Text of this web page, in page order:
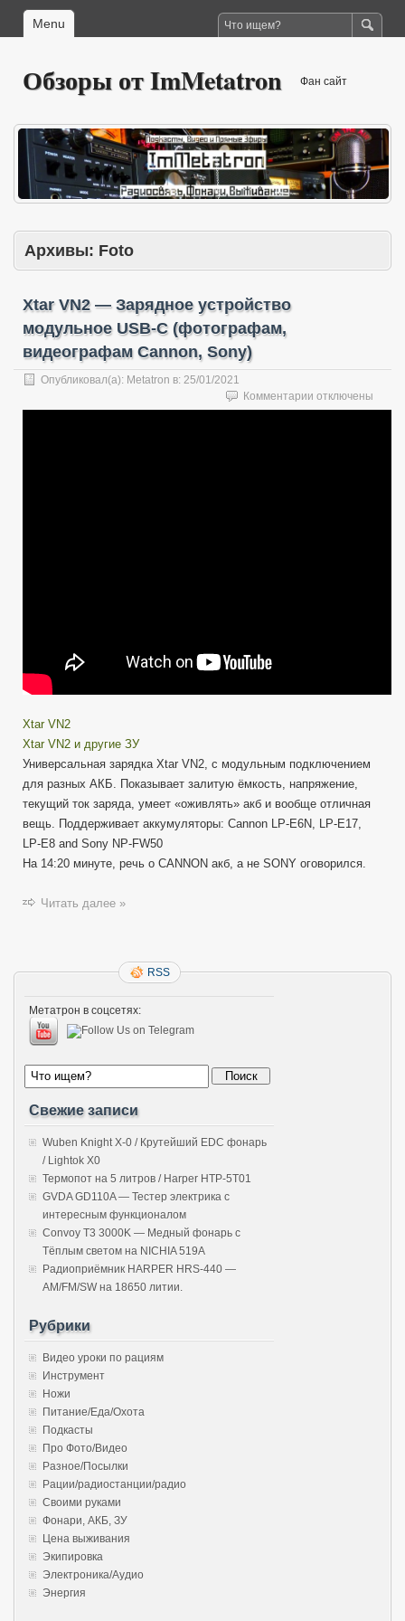
Menu
Обзоры от ImMetatron Фан сайт
Архивы: Foto
Xtar VN2 — Зарядное устройство
модульное USB-C (фотографам,
видеографам Cannon, Sony)
Опубликовал(а): Metatron в: 25/01/2021
Комментарии к
записи
отключены
Xtar VN2
Xtar VN2 и другие ЗУ
Универсальная зарядка Xtar VN2, с модульным подключением
для разных АКБ. Показывает залитую ёмкость, напряжение,
текущий ток заряда, умеет «оживлять» акб и вообще отличная
вещь. Поддерживает аккумуляторы: Cannon LP-E6N, LP-E17,
LP-E8 and Sony NP-FW50
На 14:20 минуте, речь о CANNON акб, а не SONY оговорился.
Читать далее »
RSS
Метатрон в соцсетях:
Свежие записи
Wuben Knight X-0 / Крутейший EDC фонарь
/ Lightok X0
Термопот на 5 литров / Harper HTP-5T01
GVDA GD110A — Тестер электрика с
интересным функционалом
Convoy T3 3000K — Медный фонарь с
Тёплым светом на NICHIA 519A
Радиоприёмник HARPER HRS-440 —
AM/FM/SW на 18650 литии.
Рубрики
Видео уроки по рациям
Инструмент
Ножи
Питание/Еда/Охота
Подкасты
Про Фото/Видео
Разное/Посылки
Рации/радиостанции/радио
Своими руками
Фонари, АКБ, ЗУ
Цена выживания
Экипировка
Электроника/Аудио
Энергия